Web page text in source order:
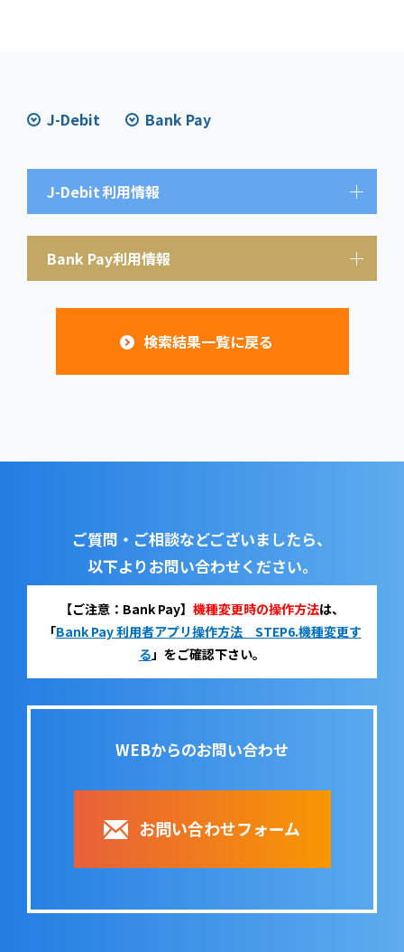
J-Debit Bank Pay
J-Debit利用情報
Bank Pay利用情報
検索結果一覧に戻る
ご質問・ご相談などございましたら、
以下よりお問い合わせください。
【ご注意：Bank Pay】 機種変更時の操作方法は、
「Bank Pay 利用者アプリ操作方法 STEP6.機種変更す
る」をご確認下さい。
WEBからのお問い合わせ
お問い合わせフォーム